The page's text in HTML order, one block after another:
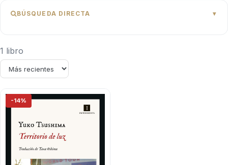
BÚSQUEDA DIRECTA
1 libro
-14%